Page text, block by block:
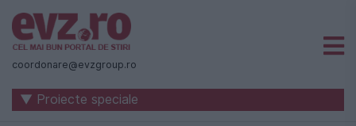
Știri
naționale
internaționale
coordonare@evzgroup.ro
▼ Proiecte speciale